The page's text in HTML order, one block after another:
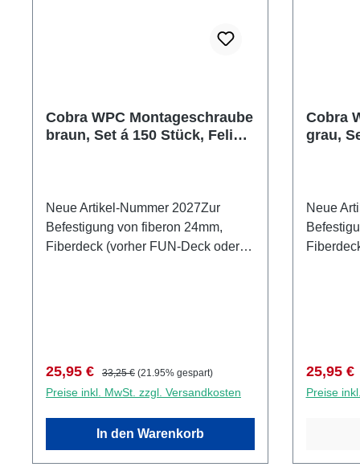
Cobra WPC Montageschraube
braun, Set á 150 Stück, Felix
Neue Artikel-Nummer 2027Zur
Befestigung von fiberon 24mm,
Fiberdeck (vorher FUN-Deck oder
Verkaufspreis:
25,95 € Regulärer Preis:
33,25 € (21.95% gespart)
Preise inkl. MwSt. zzgl. Versandkosten
In den Warenkorb
Cobra
grau,
Neue
Befestigung von
25,95 €
Preise